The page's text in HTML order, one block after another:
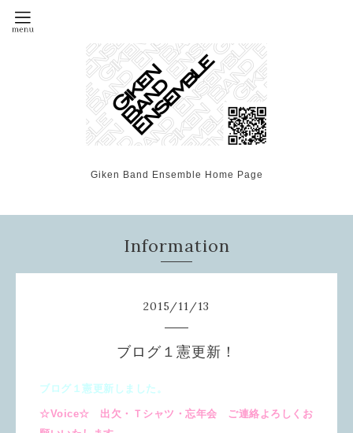
Giken Band Ensemble Home Page
Information
2015/11/13
ブログ１憲更新！
ブログ１憲更新しました。
☆Voice☆ 出欠・Ｔシャツ・忘年会 ご連絡よろしくお